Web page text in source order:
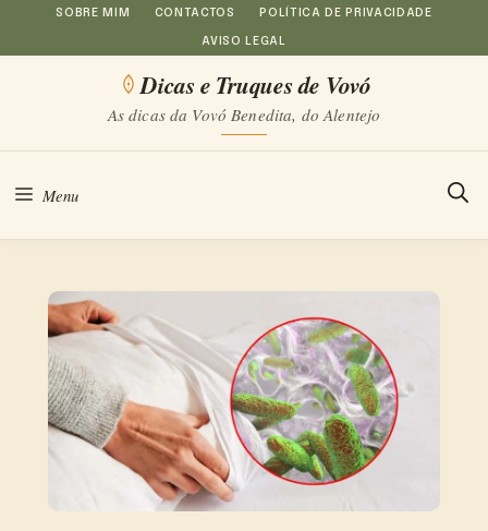
Saltar
para
conteúdo
SOBRE MIM CONTACTOS POLÍTICA DE PRIVACIDADE
AVISO LEGAL
Dicas e Truques de Vovó
As dicas da Vovó Benedita, do Alentejo
Menu